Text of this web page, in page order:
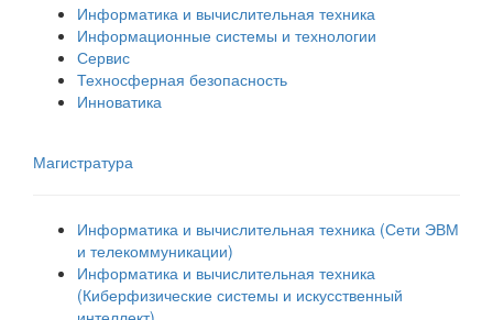
Информатика и вычислительная техника
Информационные системы и технологии
Сервис
Техносферная безопасность
Инноватика
Магистратура
Информатика и вычислительная техника (Сети ЭВМ
и телекоммуникации)
Информатика и вычислительная техника
(Киберфизические системы и искусственный